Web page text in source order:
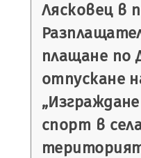
Лясковец в
плащане по
отпускане
спорт в